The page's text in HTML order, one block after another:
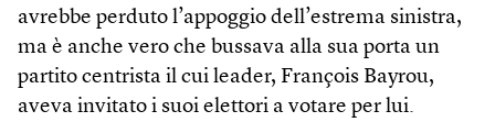
avrebbe perduto l’appoggio dell’estrema sinistra,
ma è anche vero che bussava alla sua porta un
partito centrista il cui leader, François Bayrou,
aveva invitato i suoi elettori a votare per lui.